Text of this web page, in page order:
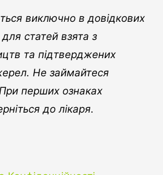
виключно в довідкових
статей взята з
та підтверджених
Не займайтеся
перших ознаках
до лікаря.